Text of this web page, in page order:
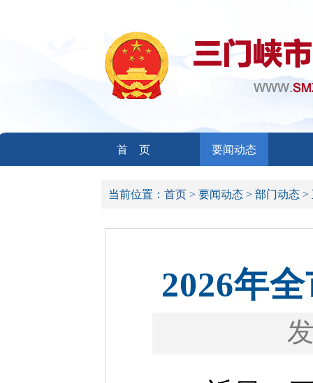
首 页 要闻动态
当前位置： 首页 > 要闻动态 > 部门动态 >
2026年